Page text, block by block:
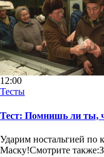
12:00
Тесты
Тест: Помнишь ли ты,
Ударим ностальгией по
Маску!Смотрите